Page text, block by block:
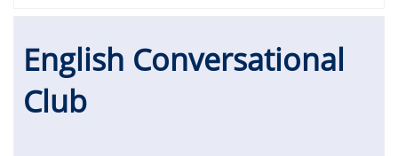
English Conversational
Club